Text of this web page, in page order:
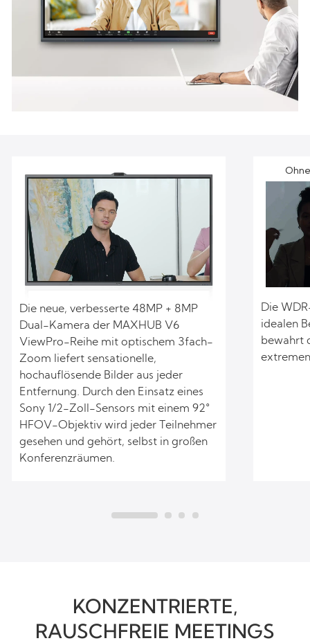
Die neue, verbesserte 48MP + 8MP
Dual-Kamera der MAXHUB V6
ViewPro-Reihe mit optischem 3fach-
Zoom liefert sensationelle,
hochauflösende Bilder aus jeder
Entfernung. Durch den Einsatz eines
Sony 1/2-Zoll-Sensors mit einem 92°
HFOV-Objektiv wird jeder Teilnehmer
gesehen und gehört, selbst in großen
Konferenzräumen.
Die
idealen
bewahrt
KONZENTRIERTE,
RAUSCHFREIE MEETINGS